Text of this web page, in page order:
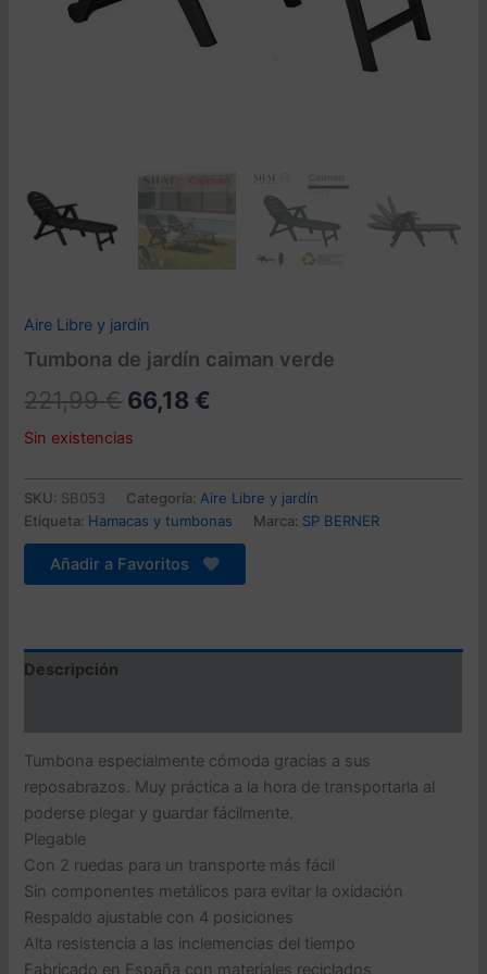
Aire Libre y jardín
Tumbona de jardín caiman verde
221,99€ El
precio
era:
221,99 €.
66,18 €
es:
66,18 €.
Sin existencias
SKU: SB053 Categoría: Aire Libre y jardín
Etiqueta: Hamacas y tumbonas Marca: SP BERNER
Añadir a Favoritos
Descripción
Tumbona especialmente cómoda gracias a sus
reposabrazos. Muy práctica a la hora de transportarla al
poderse plegar y guardar fácilmente.
Plegable
Con 2 ruedas para un transporte más fácil
Sin componentes metálicos para evitar la oxidación
Respaldo ajustable con 4 posiciones
Alta resistencia a las inclemencias del tiempo
Fabricado en España con materiales reciclados